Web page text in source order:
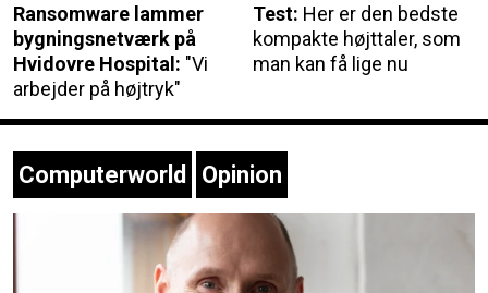
Ransomware lammer
bygningsnetværk på
Hvidovre Hospital: "Vi
arbejder på højtryk"
Test: Her er den bedste
kompakte højttaler, som
man kan få lige nu
Computerworld Opinion